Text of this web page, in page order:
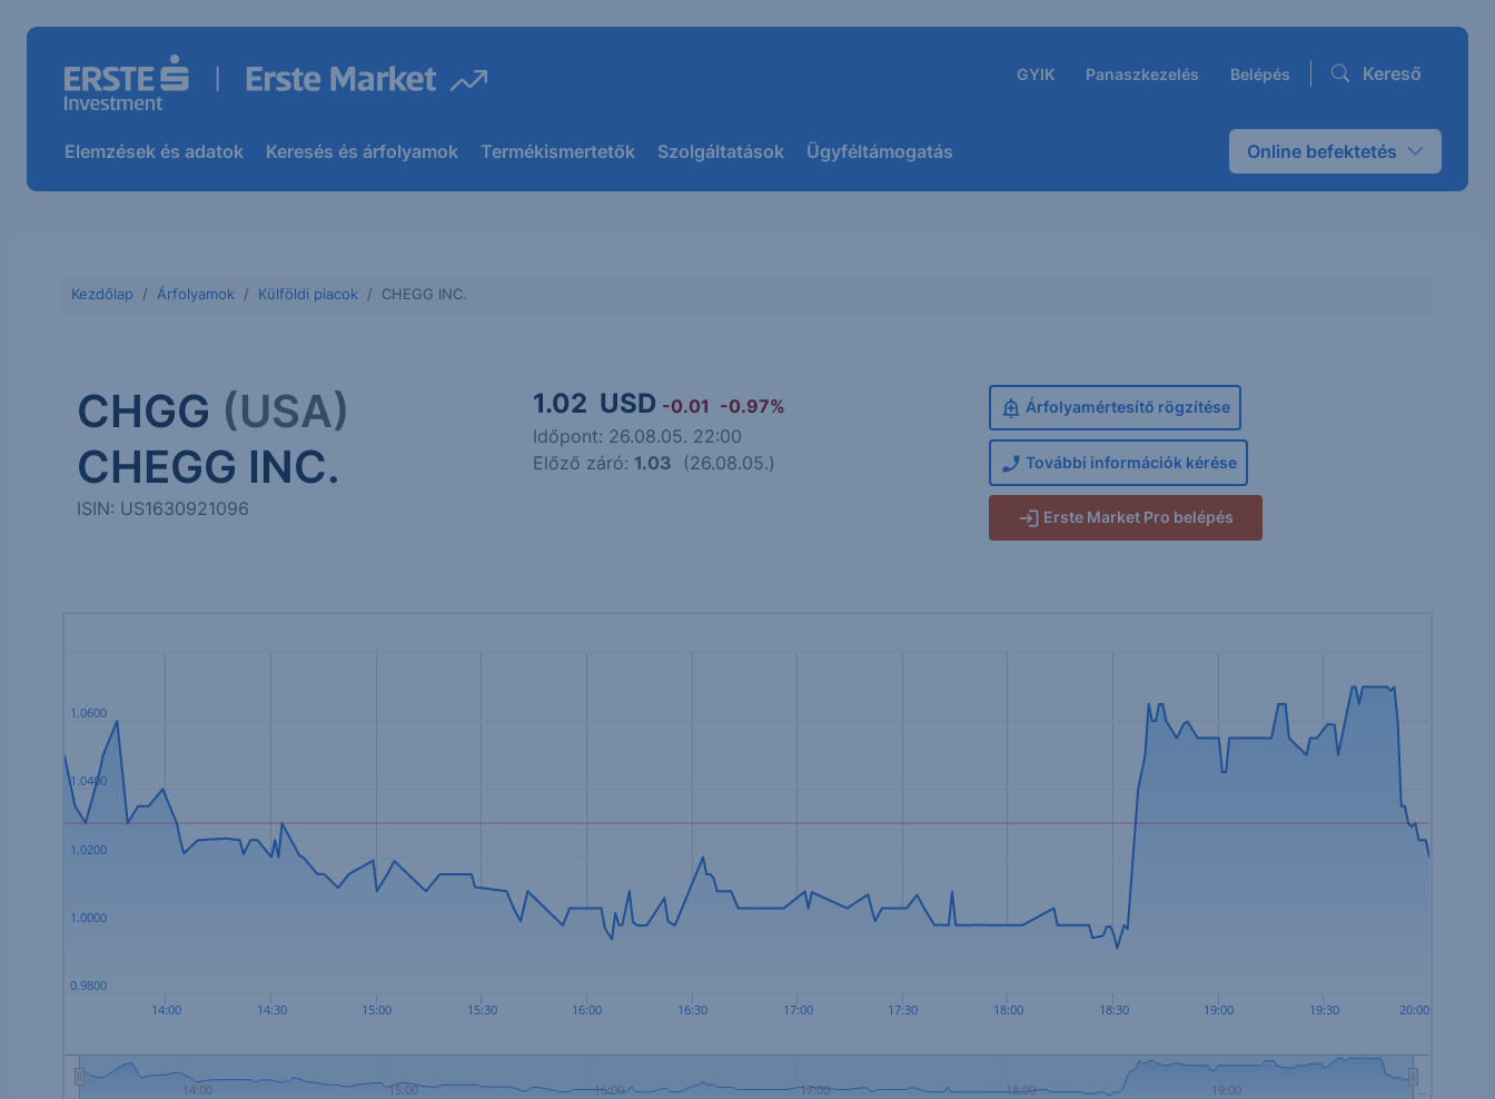
GYIK Panaszkezelés Belépés Kereső
Elemzések és adatok Keresés és árfolyamok Termékismertetők Szolgáltatások Ügyféltámogatás Online befektetés
Kezdőlap Árfolyamok Külföldi piacok CHEGG INC.
CHGG (USA)
CHEGG INC.
ISIN: US1630921096
1.02 USD -0.01 -0.97%
Időpont: 26.08.05. 22:00
Előző záró: 1.03 (26.08.05.)
Árfolyamértesítő rögzítése
További információk kérése
Erste Market Pro belépés
14:00 14:30 15:00 15:30 16:00 16:30 17:00 17:30 18:00 18:30 19:00 19:30 20:00
14:00 15:00 16:00 17:00 18:00 19:00 …
0.9800
1.0000
1.0200
1.0400
1.0600